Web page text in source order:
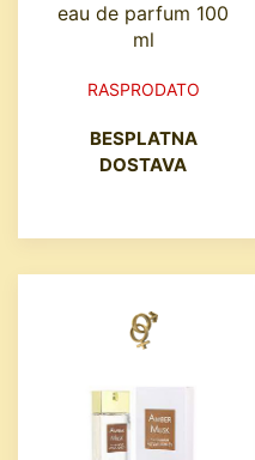
eau de parfum 100
ml
RASPRODATO
BESPLATNA
DOSTAVA